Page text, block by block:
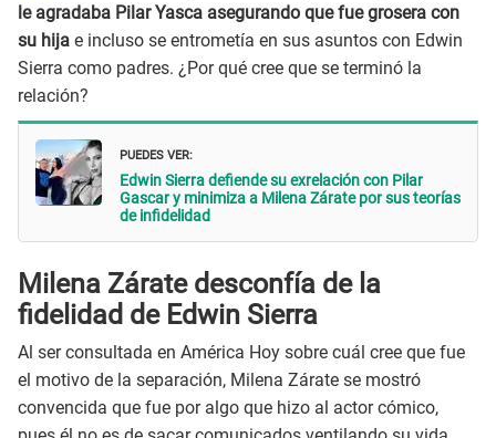
le agradaba Pilar Yasca asegurando que fue grosera con
su hija e incluso se entrometía en sus asuntos con Edwin
Sierra como padres. ¿Por qué cree que se terminó la
relación?
PUEDES VER:
Edwin Sierra defiende su exrelación con Pilar
Gascar y minimiza a Milena Zárate por sus teorías
de infidelidad
Milena Zárate desconfía de la
fidelidad de Edwin Sierra
Al ser consultada en América Hoy sobre cuál cree que fue
el motivo de la separación, Milena Zárate se mostró
convencida que fue por algo que hizo al actor cómico,